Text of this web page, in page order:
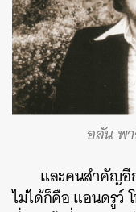
อลัน พ
และคนสำคัญอี
ไม่ได้ก็คือ แอนดรูว์